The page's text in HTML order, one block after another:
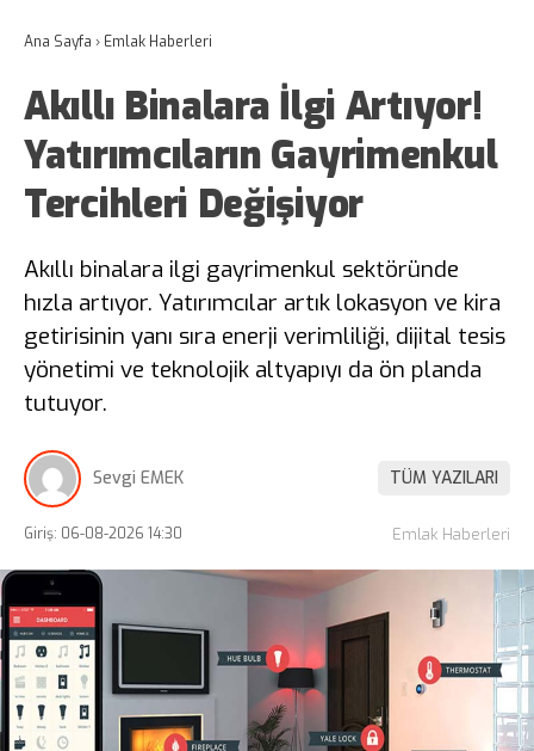
Ana Sayfa › Emlak Haberleri
Akıllı Binalara İlgi Artıyor!
Yatırımcıların Gayrimenkul
Tercihleri Değişiyor
Akıllı binalara ilgi gayrimenkul sektöründe
hızla artıyor. Yatırımcılar artık lokasyon ve kira
getirisinin yanı sıra enerji verimliliği, dijital tesis
yönetimi ve teknolojik altyapıyı da ön planda
tutuyor.
Sevgi EMEK TÜM YAZILARI
Giriş: 06-08-2026 14:30 Emlak Haberleri